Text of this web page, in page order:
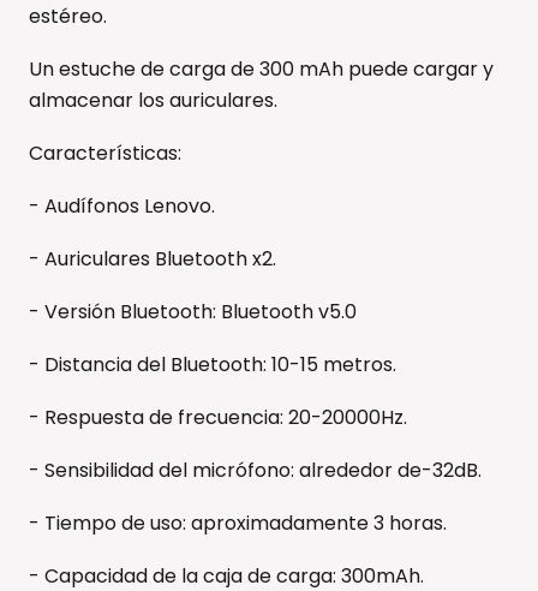
estéreo.
Un estuche de carga de 300 mAh puede cargar y
almacenar los auriculares.
Características:
- Audífonos Lenovo.
- Auriculares Bluetooth x2.
- Versión Bluetooth: Bluetooth v5.0
- Distancia del Bluetooth: 10-15 metros.
- Respuesta de frecuencia: 20-20000Hz.
- Sensibilidad del micrófono: alrededor de-32dB.
- Tiempo de uso: aproximadamente 3 horas.
- Capacidad de la caja de carga: 300mAh.